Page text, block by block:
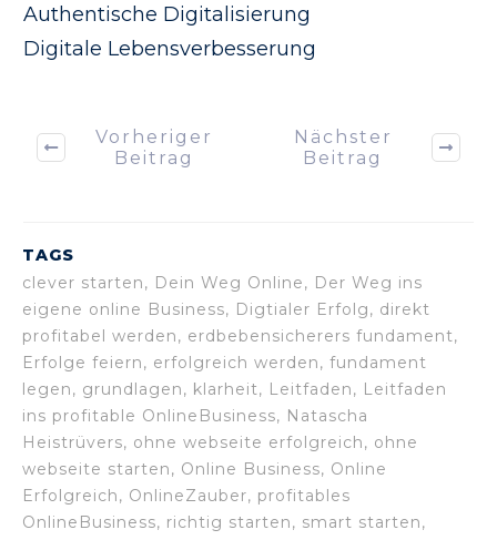
Authentische Digitalisierung
Digitale Lebensverbesserung
Vorheriger
Beitrag
Nächster
Beitrag
TAGS
clever starten, Dein Weg Online, Der Weg ins
eigene online Business, Digtialer Erfolg, direkt
profitabel werden, erdbebensicherers fundament,
Erfolge feiern, erfolgreich werden, fundament
legen, grundlagen, klarheit, Leitfaden, Leitfaden
ins profitable OnlineBusiness, Natascha
Heistrüvers, ohne webseite erfolgreich, ohne
webseite starten, Online Business, Online
Erfolgreich, OnlineZauber, profitables
OnlineBusiness, richtig starten, smart starten,